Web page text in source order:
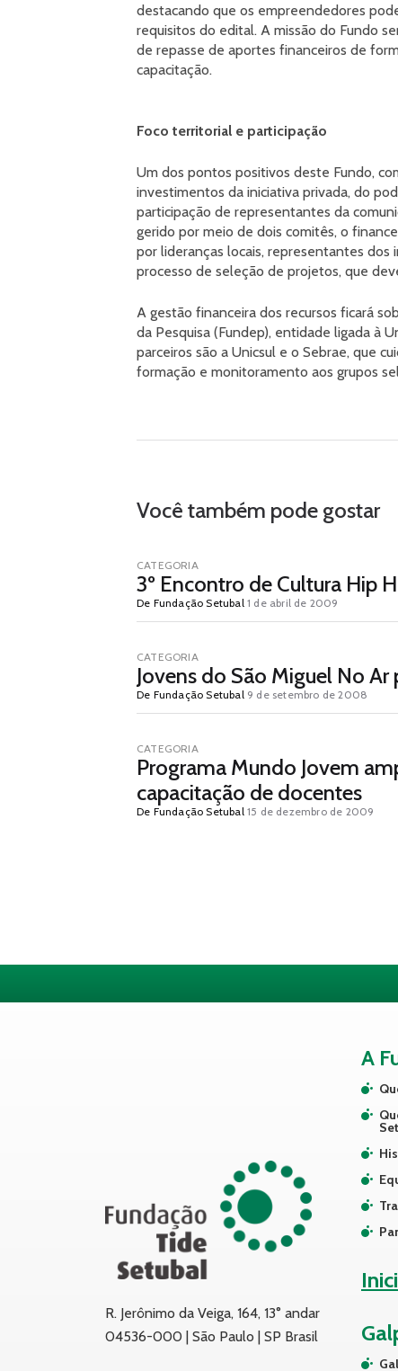
destacando que os empreendedores
requisitos do edital. A missão do Fundo
de repasse de aportes financeiros de
capacitação.
Foco territorial e participação
Um dos pontos positivos deste Fundo,
investimentos da iniciativa privada, do
participação de representantes da
gerido por meio de dois comitês, o
por lideranças locais, representantes dos
processo de seleção de projetos, que
A gestão financeira dos recursos ficará
da Pesquisa (Fundep), entidade ligada à
parceiros são a Unicsul e o Sebrae, que
formação e monitoramento aos grupos
Você também pode gostar
CATEGORIA
3º Encontro de Cultura Hip
De Fundação Setubal1 de abril de 2009
CATEGORIA
Jovens do São Miguel No
De Fundação Setubal9 de setembro de 2008
CATEGORIA
Programa Mundo Jovem
capacitação de docentes
De Fundação Setubal15 de dezembro de 2009
R. Jerônimo da Veiga, 164, 13° andar
04536-000 | São Paulo | SP Brasil
A